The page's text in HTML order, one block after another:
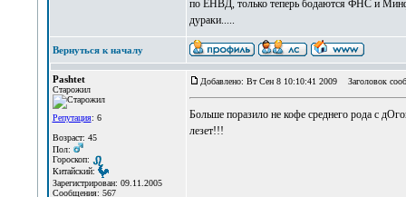
по ЕНВД, только теперь бодаются ФНС и
дураки.....
Вернуться к началу
Pashtet
Старожил
Репутация: 6
Возраст: 45
Пол:
Гороскоп:
Китайский:
Зарегистрирован: 09.11.2005
Сообщения: 567
Добавлено: Вт Сен 8 10:10:41 2009 Заголовок
Больше поразило не кофе среднего рода с
лезет!!!